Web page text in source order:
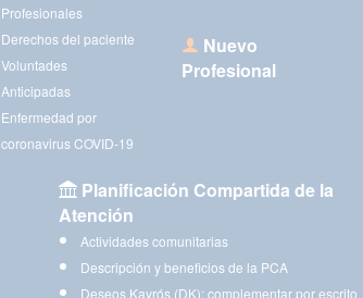
Profesionales
Derechos del paciente
Voluntades
Anticipadas
Enfermedad por
coronavirus COVID-19
Nuevo
Profesional
Planificación Compartida de la
Atención
Actividades comunitarias
Descripción y beneficios de la PCA
Deseos Kayrós (DK): complementar por escrito